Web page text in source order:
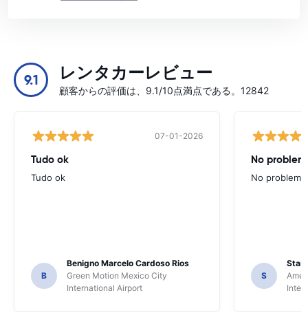
9.1 レンタカーレビュー
顧客からの評価は、9.1/10点満点である。12842
07-01-2026
Tudo ok
Tudo ok
B
Benigno Marcelo Cardoso Rios
Green Motion Mexico City
International Airport
No
No
S